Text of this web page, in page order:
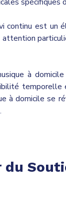
continu est un
à
temporelle
à domicile se
du